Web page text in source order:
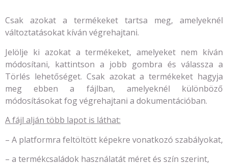
Csak azokat a termékeket tartsa meg, amelyeknél
változtatásokat kíván végrehajtani.
Jelölje ki azokat a termékeket, amelyeket nem kíván
módosítani, kattintson a jobb gombra és válassza a
Törlés lehetőséget. Csak azokat a termékeket hagyja
meg ebben a fájlban, amelyeknél különböző
módosításokat fog végrehajtani a dokumentációban.
A fájl alján több lapot is láthat:
– A platformra feltöltött képekre vonatkozó szabályokat,
– a termékcsaládok használatát méret és szín szerint,